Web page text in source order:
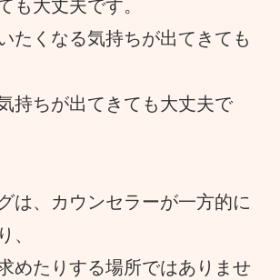
も大丈夫です。
たくなる気持ちが出てきても
持ちが出てきても大丈夫で
は、カウンセラーが一方的に
、
めたりする場所ではありませ